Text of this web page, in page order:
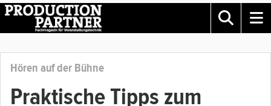
Hören auf der Bühne
Praktische Tipps zum